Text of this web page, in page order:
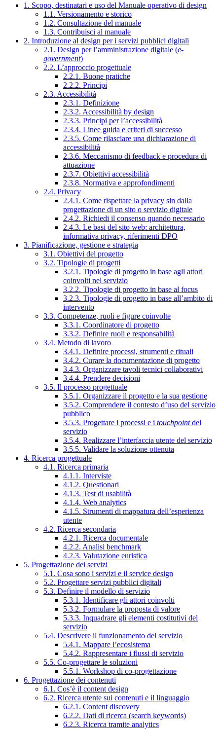
1. Scopo, destinatari e uso del Manuale operativo di design
1.1. Versionamento e storico
1.2. Consultazione del manuale
1.3. Contribuisci al manuale
2. Introduzione al design per i servizi pubblici digitali
2.1. Design per l’amministrazione digitale (e-
government)
2.2. L’approccio progettuale
2.2.1. Buone pratiche
2.2.2. Principi
2.3. Accessibilità
2.3.1. Definizione
2.3.2. Accessibilità by design
2.3.3. Principi per l’accessibilità
2.3.4. Linee guida e criteri di successo
2.3.5. Come rilasciare una dichiarazione di
accessibilità
2.3.6. Meccanismo di feedback e procedura di
attuazione
2.3.7. Obiettivi accessibilità
2.3.8. Normativa e approfondimenti
2.4. Privacy
2.4.1. Come rispettare la privacy sin dalla
progettazione di un sito o servizio digitale
2.4.2. Richiedi il consenso quando necessario
2.4.3. Le basi del sito web: architettura,
informativa privacy, riferimenti DPO
3. Pianificazione, gestione e strategia
3.1. Obiettivi del progetto
3.2. Tipologie di progetti
3.2.1. Tipologie di progetto in base agli attori
coinvolti nel servizio
3.2.2. Tipologie di progetto in base al focus
3.2.3. Tipologie di progetto in base all’ambito di
intervento
3.3. Competenze, ruoli e figure coinvolte
3.3.1. Coordinatore di progetto
3.3.2. Definire ruoli e responsabilità
3.4. Metodo di lavoro
3.4.1. Definire processi, strumenti e rituali
3.4.2. Curare la documentazione di progetto
3.4.3. Organizzare tavoli tecnici collaborativi
3.4.4. Prendere decisioni
3.5. Il processo progettuale
3.5.1. Organizzare il progetto e la sua gestione
3.5.2. Comprendere il contesto d’uso del servizio
pubblico
3.5.3. Progettare i processi e i touchpointdel
servizio
3.5.4. Realizzare l’interfaccia utente del servizio
3.5.5. Validare la soluzione ottenuta
4. Ricerca progettuale
4.1. Ricerca primaria
4.1.1. Interviste
4.1.2. Questionari
4.1.3. Test di usabilità
4.1.4. Web analytics
4.1.5. Strumenti di mappatura dell’esperienza
utente
4.2. Ricerca secondaria
4.2.1. Ricerca documentale
4.2.2. Analisi benchmark
4.2.3. Valutazione euristica
5. Progettazione dei servizi
5.1. Cosa sono i servizi e il service design
5.2. Progettare servizi pubblici digitali
5.3. Definire il modello di servizio
5.3.1. Identificare gli attori coinvolti
5.3.2. Formulare la proposta di valore
5.3.3. Inquadrare gli elementi costitutivi del
servizio
5.4. Descrivere il funzionamento del servizio
5.4.1. Mappare l’ecosistema
5.4.2. Rappresentare i flussi di servizio
5.5. Co-progettare le soluzioni
5.5.1. Workshop di co-progettazione
6. Progettazione dei contenuti
6.1. Cos’è il content design
6.2. Ricerca utente sui contenuti e il linguaggio
6.2.1. Content discovery
6.2.2. Dati di ricerca (search keywords)
6.2.3. Ricerca tramite analytics